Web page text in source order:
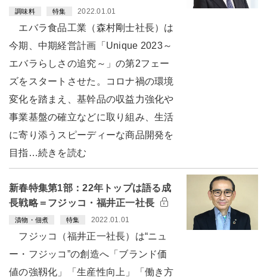
調味料 特集 2022.01.01
エバラ食品工業（森村剛士社長）は
今期、中期経営計画「Unique 2023～
エバラらしさの追究～」の第2フェー
ズをスタートさせた。コロナ禍の環境
変化を踏まえ、基幹品の収益力強化や
事業基盤の確立などに取り組み、生活
に寄り添うスピーディーな商品開発を
目指…続きを読む
新春特集第1部：22年トップは語る成
長戦略＝フジッコ・福井正一社長
漬物・佃煮 特集 2022.01.01
フジッコ（福井正一社長）は“ニュ
ー・フジッコ”の創造へ「ブランド価
値の強靱化」「生産性向上」「働き方